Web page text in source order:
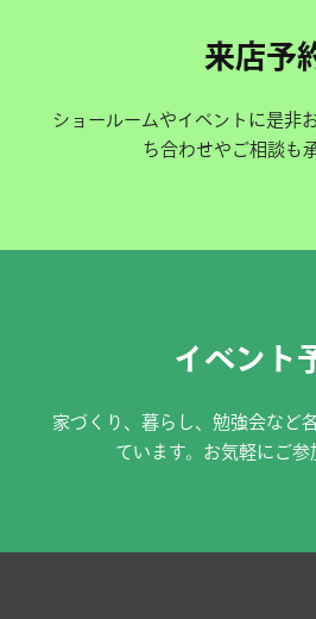
来店予
ショールームやイベントに是非
ち合わせやご相談も
イベント
家づくり、暮らし、勉強会など
ています。お気軽にご参